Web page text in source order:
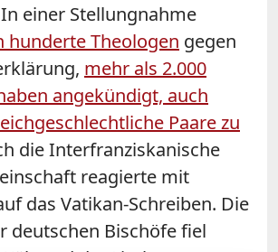
einer Stellungnahme
hunderte Theologen gegen
mehr als 2.000
angekündigt, auch
Paare zu
die Interfranziskanische
reagierte mit
das Vatikan-Schreiben. Die
deutschen Bischöfe fiel